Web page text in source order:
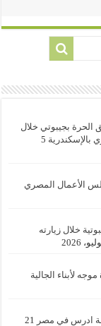
الحرة بجيبوتي خلال
بالإسكندرية 5
الأعمال المصري
خلال زيارته
لأبناء الجالية
ادرس في مصر 21